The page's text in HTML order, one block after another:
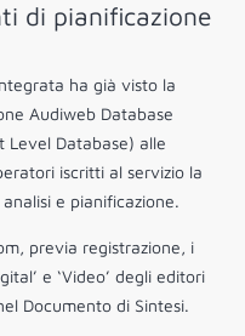
di pianificazione
ha già visto la
Audiweb Database
Level Database) alle
iscritti al servizio la
e pianificazione.
previa registrazione, i
e ‘Video’ degli editori
Documento di Sintesi.